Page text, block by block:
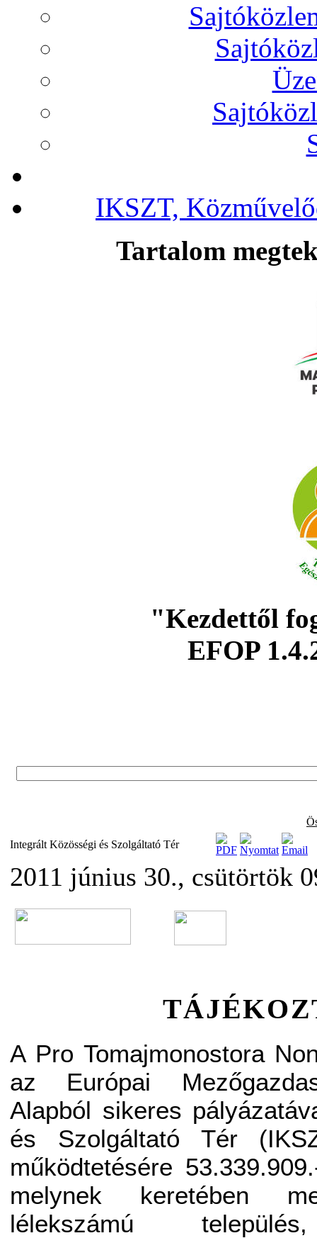
IKSZT,
Tartalom
"Kezdettől
EFOP
Integrált Közösségi és Szolgáltató Tér
2011 június 30., csütörtök
A Pro Tomajmonostora
az Európai
Alapból sikeres
és Szolgáltató Tér
működtetésére
melynek keretében
lélekszámú